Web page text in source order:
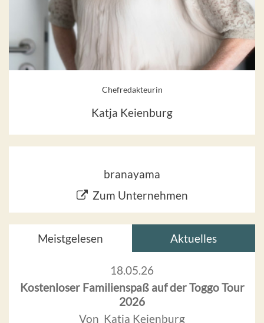
Chefredakteurin
Katja Keienburg
branayama
Zum Unternehmen
Meistgelesen Aktuelles
18.05.26
Kostenloser Familienspaß auf der Toggo Tour
2026
Von Katja Keienburg